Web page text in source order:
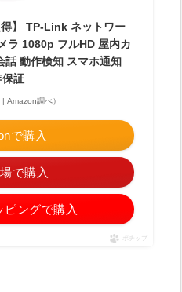
】 TP-Link ネットワー
ラ 1080p フルHD 屋内カ
話 動作検知 スマホ通知
保証
Amazon調べ）
で購入
で購入
ピングで購入
ポチップ